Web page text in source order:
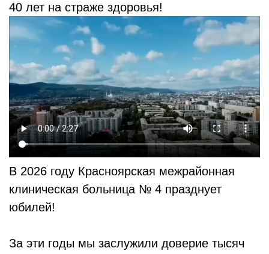
40 лет на страже здоровья!
В 2026 году Красноярская межрайонная
клиническая больница № 4 празднует
юбилей!
За эти годы мы заслужили доверие тысяч